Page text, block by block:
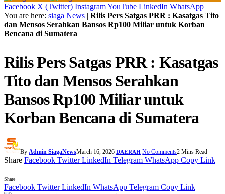
Facebook X (Twitter) InstagramYouTube LinkedIn WhatsApp
You are here: siaga News | Rilis Pers Satgas PRR : Kasatgas Tito
dan Mensos Serahkan Bansos Rp100 Miliar untuk Korban
Bencana di Sumatera
Rilis Pers Satgas PRR : Kasatgas
Tito dan Mensos Serahkan
Bansos Rp100 Miliar untuk
Korban Bencana di Sumatera
By Admin SiagaNewsMarch 16, 2026 DAERAH No Comments2 Mins Read
Share Facebook Twitter LinkedIn Telegram WhatsApp Copy Link
Share
Facebook Twitter LinkedIn WhatsApp Telegram Copy Link